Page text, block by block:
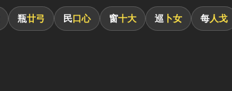
瓶廿弓 民口心 窗十大 巡 卜女 每人戈